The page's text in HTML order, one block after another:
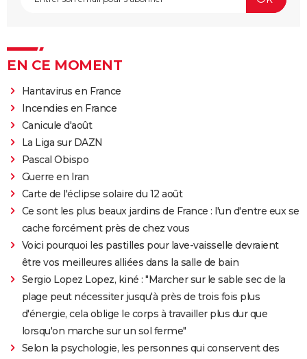
EN CE MOMENT
Hantavirus en France
Incendies en France
Canicule d'août
La Liga sur DAZN
Pascal Obispo
Guerre en Iran
Carte de l'éclipse solaire du 12 août
Ce sont les plus beaux jardins de France : l'un d'entre eux se
cache forcément près de chez vous
Voici pourquoi les pastilles pour lave-vaisselle devraient
être vos meilleures alliées dans la salle de bain
Sergio Lopez Lopez, kiné : "Marcher sur le sable sec de la
plage peut nécessiter jusqu'à près de trois fois plus
d'énergie, cela oblige le corps à travailler plus dur que
lorsqu'on marche sur un sol ferme"
Selon la psychologie, les personnes qui conservent des